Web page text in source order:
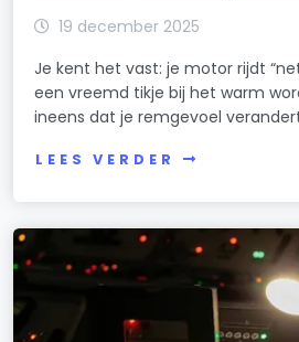
19 december 2025
Je kent het vast: je motor rijdt
een vreemd tikje bij het warm
ineens dat je remgevoel
LEES VERDER